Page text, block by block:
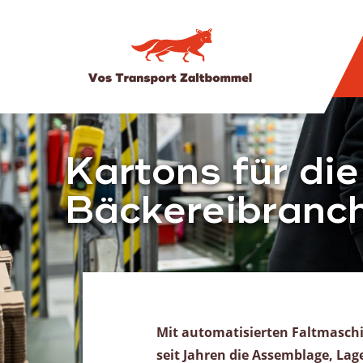
Dienstleistungen
Lkw-Transport
Internationaler Transport
Fuhrpark
Werkstatt
Schifffahrt
Unsere Flotte
Frachtarten
Kartons für
Mit automatisierten
seit Jahren die Assemblage,